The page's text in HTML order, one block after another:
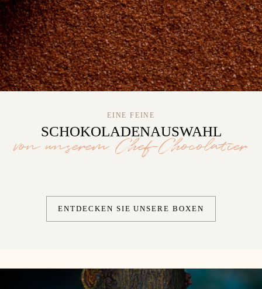
EINE FEINE
SCHOKOLADENAUSWAHL
von unserem Chef-Chocolatier
ENTDECKEN SIE UNSERE BOXEN